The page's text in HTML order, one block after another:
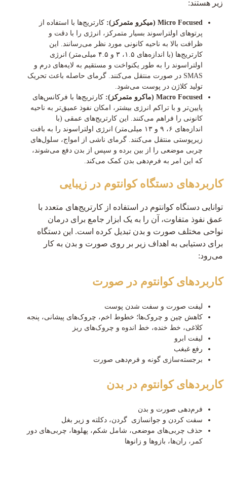
زیر هستند:
Micro Focused (میکرو متمرکز):
کارتریج‌ها با استفاده از
پرتوهای اولتراسوند بسیار متمرکز، انرژی را با دقت و
ظرافت بالا به ناحیه کانونی مورد نظر می‌رسانند. این
کارتریج‌ها (با اندازه‌های ۱.۵، ۳ و ۴.۵ میلی‌متر) انرژی
اولتراسوند را به طور یکنواخت و مستقیم به لایه‌های درم و
SMAS در صورت منتقل می‌کنند. گرمای حاصله باعث تحریک
تولید کلاژن در پوست می‌شود.
Macro Focused (ماکرو متمرکز):
کارتریج‌ها با فرکانس‌های
پایین‌تر و با تراکم انرژی بیشتر، امکان نفوذ عمیق‌تر به ناحیه
کانونی را فراهم می‌کنند. این کارتریج‌های عمقی (با
اندازه‌های ۶، ۹ و ۱۳ میلی‌متر) انرژی اولتراسوند را به بافت
زیرپوستی منتقل می‌کنند. گرمای ناشی از امواج، سلول‌های
چربی موضعی را از بین برده و سپس از بدن دفع می‌شوند،
که این امر به فرم‌دهی بدن کمک می‌کند.
کاربردهای دستگاه کوانتوم در زیبایی
توانایی دستگاه کوانتوم در استفاده از کارتریج‌های متعدد با
عمق نفوذ متفاوت، آن را به یک ابزار جامع برای درمان
نواحی مختلف صورت و بدن تبدیل کرده است. این دستگاه
برای دستیابی به اهداف زیر بر روی صورت و بدن به کار
می‌رود:
کاربردهای کوانتوم در صورت
لیفت صورت و سفت شدن پوست
کاهش چین و چروک‌ها؛ خطوط اخم، چروک‌های پیشانی، پنجه
کلاغی، خط خنده، خط اندوه و چروک‌های ریز
لیفت ابرو
رفع غبغب
برجسته‌سازی گونه و فرم‌دهی صورت
کاربردهای کوانتوم در بدن
فرم‌دهی صورت و بدن
سفت کردن و جوانسازی گردن، دکلته و زیر بغل
حذف چربی‌های موضعی، شامل شکم، پهلوها، چربی‌های دور
کمر، ران‌ها، بازوها و زانوها